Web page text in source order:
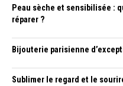
Peau sèche et sensibilisée :
réparer ?
Bijouterie parisienne
Sublimer le regard et le